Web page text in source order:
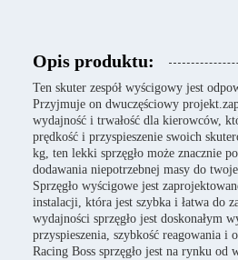
Opis produktu:
Ten skuter zespół wyścigowy jest
Przyjmuje on dwuczęściowy
wydajność i trwałość dla kierowców,
prędkość i przyspieszenie swoich
kg, ten lekki sprzęgło może znacznie
dodawania niepotrzebnej masy do
Sprzęgło wyścigowe jest
instalacji, która jest szybka i łatwa do
wydajności sprzęgło jest doskonałym
przyspieszenia, szybkość reagowania i
Racing Boss sprzęgło jest na rynku od